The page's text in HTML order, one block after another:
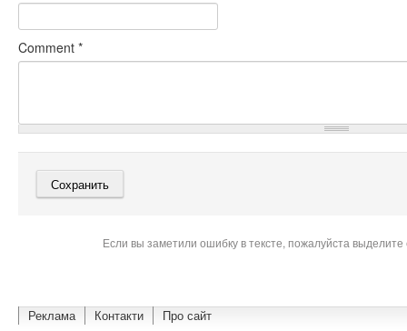
Comment *
Если вы заметили ошибку в тексте, пожалуйста
Реклама Контакти Про сайт